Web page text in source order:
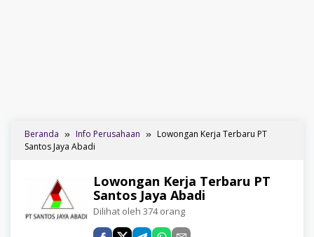
Beranda Info Perusahaan
Lowongan Kerja Terbaru PT
Santos Jaya Abadi
Lowongan Kerja Terbaru PT
Santos Jaya Abadi
Dilihat oleh 374 orang